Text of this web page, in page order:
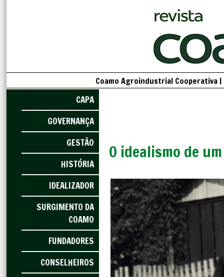
Coamo Agroindustrial Cooperativa |
CAPA
GOVERNANÇA
GESTÃO
HISTÓRIA
IDEALIZADOR
SURGIMENTO DA
COAMO
FUNDADORES
CONSELHEIROS
O idealismo de